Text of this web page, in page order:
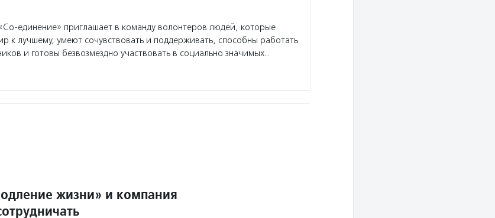
единение» приглашает в команду волонтеров людей, которые
к лучшему, умеют сочувствовать и поддерживать, способны работать
и готовы безвозмездно участвовать в социально значимых…
жизни» и компания